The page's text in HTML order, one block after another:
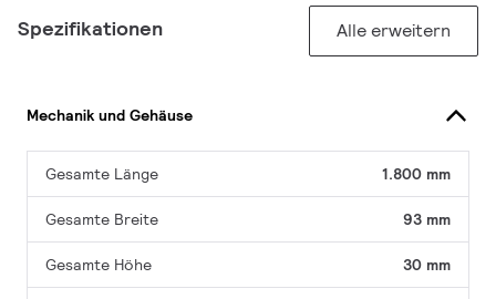
Spezifikationen Alle erweitern
Mechanik und Gehäuse
Gesamte Länge 1.800 mm
Gesamte Breite 93 mm
Gesamte Höhe 30 mm